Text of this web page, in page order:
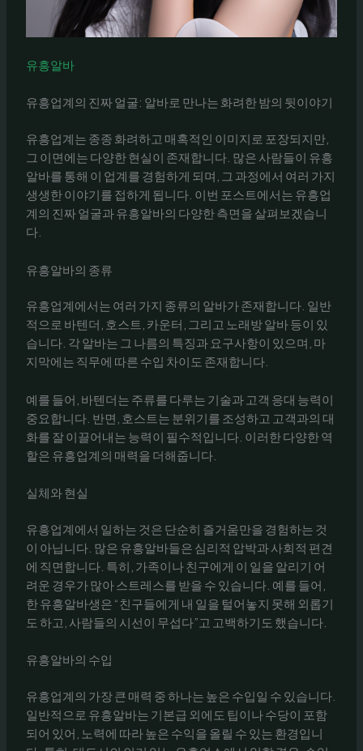
유흥알바
유흥업계의 진짜 얼굴: 알바로 만나는 화려한 밤의 뒷이야기
유흥업계는 종종 화려하고 매혹적인 이미지로 포장되지만,
그 이면에는 다양한 현실이 존재합니다. 많은 사람들이 유흥
알바를 통해 이 업계를 경험하게 되며, 그 과정에서 여러 가지
생생한 이야기를 접하게 됩니다. 이번 포스트에서는 유흥업
계의 진짜 얼굴과 유흥알바의 다양한 측면을 살펴보겠습니
다.
유흥알바의 종류
유흥업계에서는 여러 가지 종류의 알바가 존재합니다. 일반
적으로 바텐더, 호스트, 카운터, 그리고 노래방 알바 등이 있
습니다. 각 알바는 그 나름의 특징과 요구사항이 있으며, 마
지막에는 직무에 따른 수입 차이도 존재합니다.
예를 들어, 바텐더는 주류를 다루는 기술과 고객 응대 능력이
중요합니다. 반면, 호스트는 분위기를 조성하고 고객과의 대
화를 잘 이끌어내는 능력이 필수적입니다. 이러한 다양한 역
할은 유흥업계의 매력을 더해줍니다.
실체와 현실
유흥업계에서 일하는 것은 단순히 즐거움만을 경험하는 것
이 아닙니다. 많은 유흥알바들은 심리적 압박과 사회적 편견
에 직면합니다. 특히, 가족이나 친구에게 이 일을 알리기 어
려운 경우가 많아 스트레스를 받을 수 있습니다. 예를 들어,
한 유흥알바생은 “친구들에게 내 일을 털어놓지 못해 외롭기
도 하고, 사람들의 시선이 무섭다”고 고백하기도 했습니다.
유흥알바의 수입
유흥업계의 가장 큰 매력 중 하나는 높은 수입일 수 있습니다.
일반적으로 유흥알바는 기본급 외에도 팁이나 수당이 포함
되어 있어, 노력에 따라 높은 수익을 올릴 수 있는 환경입니